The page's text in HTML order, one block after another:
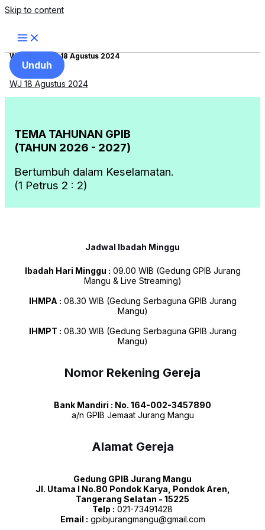
Skip to content
Warta Jemaat 18 Agustus 2024
Unduh
WJ 18 Agustus 2024
TEMA TAHUNAN GPIB
(TAHUN 2026 - 2027)
Bertumbuh dalam Keselamatan.
(1 Petrus 2 : 2)
Jadwal Ibadah Minggu
Ibadah Hari Minggu : 09.00 WIB (Gedung GPIB Jurang
Mangu & Live Streaming)
IHMPA : 08.30 WIB (Gedung Serbaguna GPIB Jurang
Mangu)
IHMPT : 08.30 WIB (Gedung Serbaguna GPIB Jurang
Mangu)
Nomor Rekening Gereja
Bank Mandiri : No. 164-002-3457890
a/n GPIB Jemaat Jurang Mangu
Alamat Gereja
Gedung GPIB Jurang Mangu
Jl. Utama I No.80 Pondok Karya, Pondok Aren,
Tangerang Selatan - 15225
Telp : 021-73491428
Email : gpibjurangmangu@gmail.com